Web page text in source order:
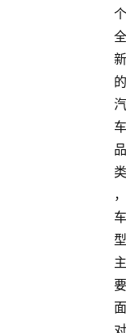
个
全
新
的
汽
车
品
类
，
车
型
主
要
面
对